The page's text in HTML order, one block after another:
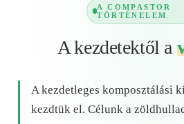
A COMPASTOR
TÖRTÉNELEM
A kezdetektől a
A kezdetleges komposztálási
kezdtük el. Célunk a